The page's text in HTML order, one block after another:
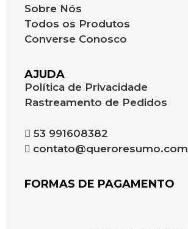
Sobre Nós
Todos os Produtos
Converse Conosco
AJUDA
Política de Privacidade
Rastreamento de Pedidos
53 991608382
contato@queroresumo.com
FORMAS DE PAGAMENTO